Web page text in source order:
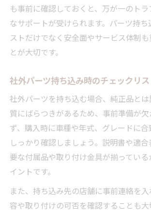
も事前に確認しておくと、万が一のト
なサポートが受けられます。パーツ持ち
ストだけでなく安全面やサービス体制
とが大切です。
社外パーツ持ち込み時のチェックリス
社外パーツを持ち込む場合、純正品と
質にばらつきがあるため、事前準備が
ず、購入時に車種や年式、グレードに
しっかり確認しましょう。説明書や適
要な付属品や取り付け金具が揃ってい
イントです。
また、持ち込み先の店舗に事前連絡を
容や取り付けの可否を確認することも